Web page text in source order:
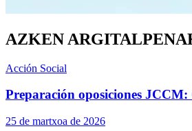
AZKEN
Acción Social
Preparación oposiciones
25 de martxoa de 2026